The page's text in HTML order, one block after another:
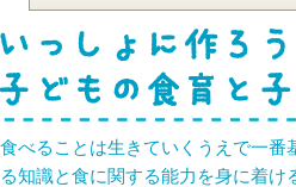
食べることは生きていくうえで一
る知識と食に関する能力を身に着